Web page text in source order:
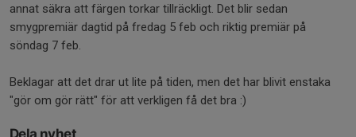
annat säkra att färgen torkar tillräckligt. Det blir sedan
smygpremiär dagtid på fredag 5 feb och riktig premiär på
söndag 7 feb.
Beklagar att det drar ut lite på tiden, men det har blivit enstaka
"gör om gör rätt" för att verkligen få det bra :)
Dela nyhet